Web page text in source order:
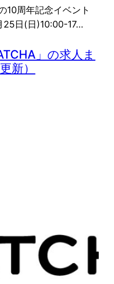
10周年記念イベント
25日(日)10:00-17…
」の求人ま
新）